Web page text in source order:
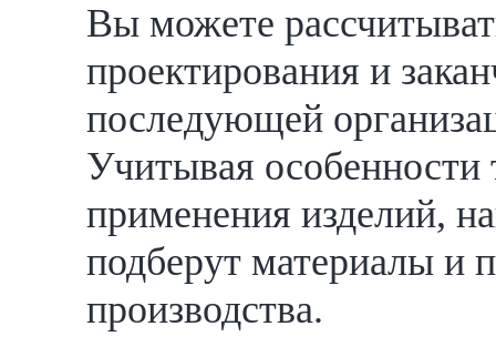
Вы можете
проектирования и
последующей
Учитывая особенности
применения изделий,
подберут материалы и
производства.